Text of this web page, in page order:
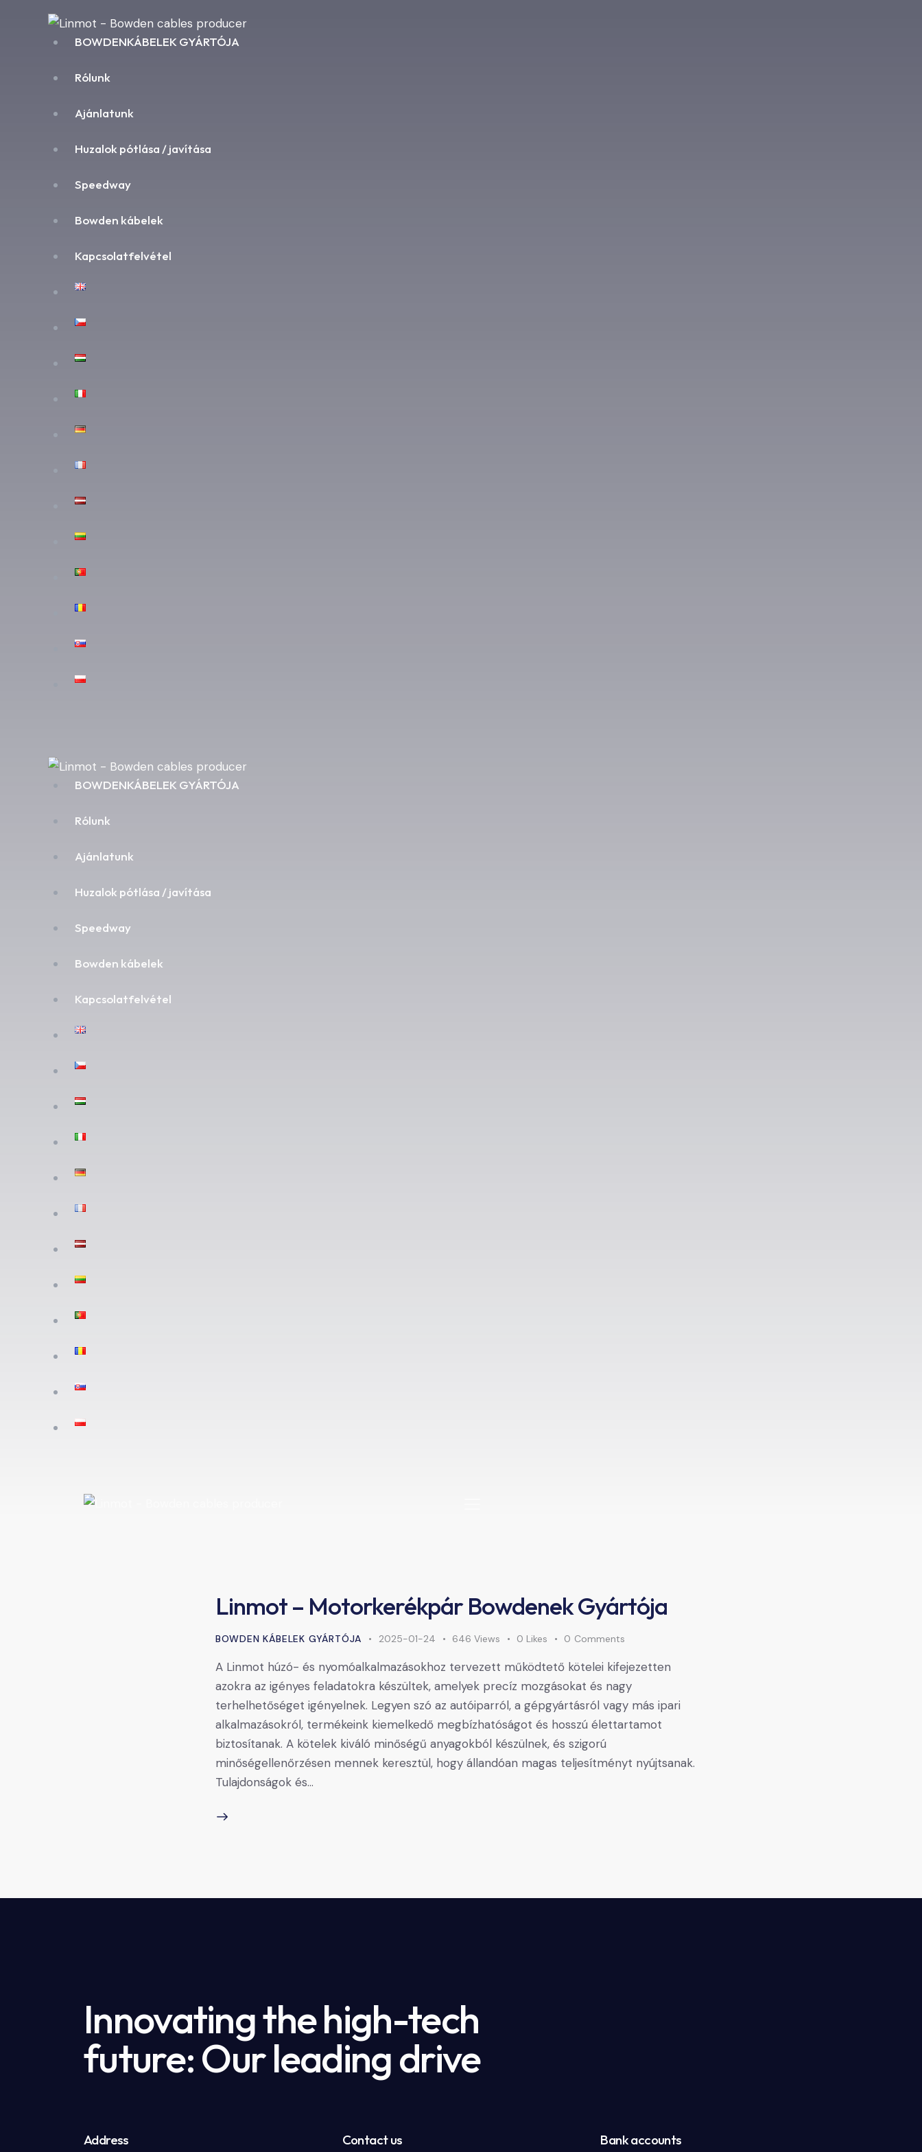
BOWDENKÁBELEK GYÁRTÓJA
Rólunk
Ajánlatunk
Huzalok pótlása / javítása
Speedway
Bowden kábelek
Kapcsolatfelvétel
BOWDENKÁBELEK GYÁRTÓJA
Rólunk
Ajánlatunk
Huzalok pótlása / javítása
Speedway
Bowden kábelek
Kapcsolatfelvétel
Linmot – Motorkerékpár Bowdenek Gyártója
BOWDEN KÁBELEK GYÁRTÓJA 2025-01-24 646 Views 0 Likes 0 Comments
A Linmot húzó- és nyomóalkalmazásokhoz tervezett működtető kötelei kifejezetten
azokra az igényes feladatokra készültek, amelyek precíz mozgásokat és nagy
terhelhetőséget igényelnek. Legyen szó az autóiparról, a gépgyártásról vagy más ipari
alkalmazásokról, termékeink kiemelkedő megbízhatóságot és hosszú élettartamot
biztosítanak. A kötelek kiváló minőségű anyagokból készülnek, és szigorú
minőségellenőrzésen mennek keresztül, hogy állandóan magas teljesítményt nyújtsanak.
Tulajdonságok és…
Innovating the high-tech
future: Our leading drive
Address Contact us Bank accounts